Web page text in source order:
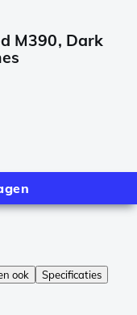
M390, Dark
ook
Specificaties